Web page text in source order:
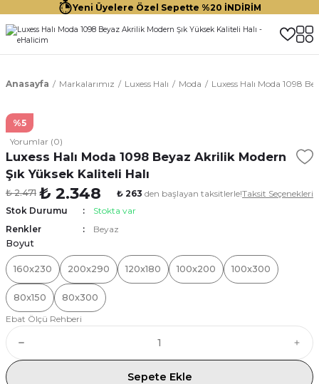
Yeni Üyelere Özel Sepette %20 İNDİRİM
Anasayfa Markalarımız Luxess Halı Moda Luxess Halı Moda 1098
%5
Yorumlar (0)
Luxess Halı Moda 1098 Beyaz Akrilik Modern
Şık Yüksek Kaliteli Halı
₺ 2.471 ₺ 2.348 ₺ 263 den başlayan taksitlerle!Taksit Seçenekleri
Stok Durumu
Stokta var
Renkler
Beyaz
Boyut
160x230 200x290 120x180 100x200 100x300
80x150
80x300
Ebat Ölçü Rehberi
Sepete Ekle